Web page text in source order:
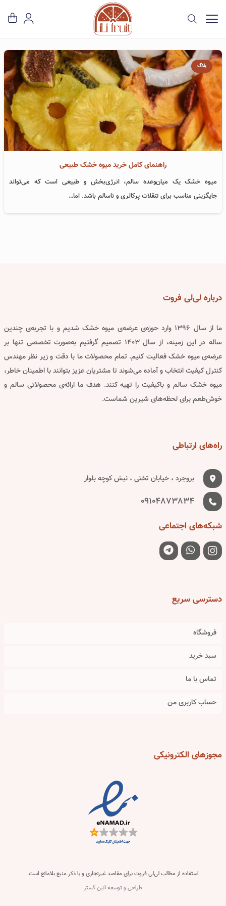
بلاگ
راهنمای کامل خرید میوه خشک طبیعی
میوه خشک یک میان‌وعده سالم، انرژی‌بخش و طبیعی است که می‌تواند
جایگزینی مناسب برای تنقلات پرکالری و ناسالم باشد. اما…
دربارهلی‌لی فروت
ما از سال ۱۳۹۶ وارد حوزه‌ی عرضه‌ی میوه خشک شدیم و با تجربه‌ی چندین
ساله در این زمینه، از سال ۱۴۰۳ تصمیم گرفتیم به‌صورت تخصصی تنها بر
عرضه‌ی میوه خشک فعالیت کنیم. تمام محصولات ما با دقت و زیر نظر مهندس
کنترل کیفیت انتخاب و آماده می‌شوند تا مشتریان عزیز بتوانند با اطمینان خاطر،
میوه خشک سالم و باکیفیت را تهیه کنند. هدف ما ارائه‌ی محصولاتی سالم و
خوش‌طعم برای لحظه‌های شیرین شماست.
راه‌های ارتباطی
بروجرد ، خیابان تختی ، نبش کوچه بلوار
09104873834
شبکه‌های اجتماعی
دسترسیسریع
فروشگاه
سبد خرید
تماس با ما
حساب کاربری من
مجوزهای الکترونیکی
استفاده از مطالب لی‌لی فروت برای مقاصد غیرتجاری و با ذکر منبع بلامانع است.
طراحی و توسعه آئین گستر